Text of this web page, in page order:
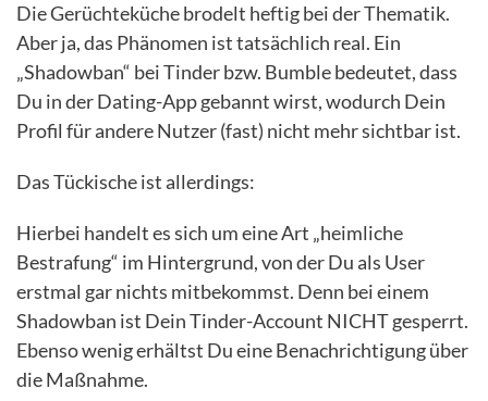
Die Gerüchteküche brodelt heftig bei der Thematik.
Aber ja, das Phänomen ist tatsächlich real. Ein
„Shadowban“ bei Tinder bzw. Bumble bedeutet, dass
Du in der Dating-App gebannt wirst, wodurch Dein
Profil für andere Nutzer (fast) nicht mehr sichtbar ist.
Das Tückische ist allerdings:
Hierbei handelt es sich um eine Art „heimliche
Bestrafung“ im Hintergrund, von der Du als User
erstmal gar nichts mitbekommst. Denn bei einem
Shadowban ist Dein Tinder-Account NICHT gesperrt.
Ebenso wenig erhältst Du eine Benachrichtigung über
die Maßnahme.